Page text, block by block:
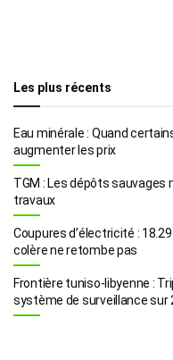
Les plus récents
Eau minérale : Quand
augmenter les prix
TGM : Les dépôts
travaux
Coupures d’électricité :
colère ne retombe pas
Frontière tuniso-libyenne :
système de surveillance sur